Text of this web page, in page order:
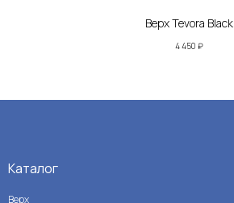
Верх Tevora Black
4 450 ₽
Верх
Каталог